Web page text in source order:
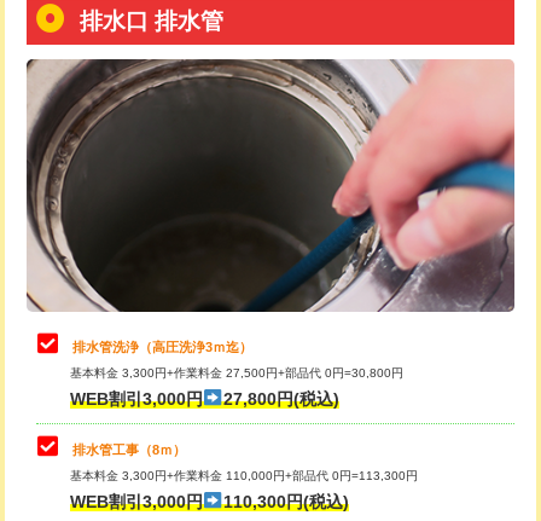
用（追加）/3ｍ超え)
給水管工事※（ライニング鋼管・銅
管・ポリ管・HT管使用/3ｍまで)
44,000円
給水管工事※（ライニング鋼管・銅
管・ポリ管・HT管使用/3ｍ超え)
+8,800円
排水管工事（土の掘削・埋め戻し作
業）
11,000円~
排水管工事（排水管工事/3ｍまで） 55,000円
排水管工事（追加 排水管工事/3ｍ超
え）
マス交換（土の掘削・埋め戻し作業）
マス交換（深さ50㎝未満）
マス交換（深さ50㎝以上） 66,000円
トーラー機使用/3mまで
追加トーラー機使用/3m超え +3,300円
カメラ調査 33,000円
桝清掃 8,800円
止水・漏水調査・防水処理・清掃・修
理・調整・分解・加工など（軽作業）
11,000円
止水・漏水調査・防水処理・清掃・修
理・調整・分解・加工など（中作業）
22,000円
止水・漏水調査・防水処理・清掃・修
理・調整・分解・加工など（重作業）
33,000円
その他部品の脱着
交換・取付（タンク） 22,000円+材料費
排水口 排水管
排水管洗浄（高圧洗浄3ｍ迄）
基本料金 3,300円+作業料金 27,500円+部品代 0円=30,800円
WEB割引3,000円 27,800円(税込)
排水管工事（8ｍ）
基本料金 3,300円+作業料金 110,000円+部品代 0円=113,300円
WEB割引3,000円 110,300円(税込)